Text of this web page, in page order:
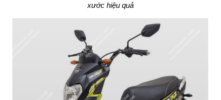
xước hiệu quả